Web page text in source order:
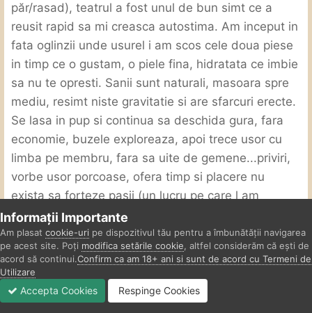
păr/rasad), teatrul a fost unul de bun simt ce a
reusit rapid sa mi creasca autostima. Am inceput in
fata oglinzii unde usurel i am scos cele doua piese
in timp ce o gustam, o piele fina, hidratata ce imbie
sa nu te opresti. Sanii sunt naturali, masoara spre
mediu, resimt niste gravitatie si are sfarcuri erecte.
Se lasa in pup si continua sa deschida gura, fara
economie, buzele exploreaza, apoi trece usor cu
limba pe membru, fara sa uite de gemene...priviri,
vorbe usor porcoase, ofera timp si placere nu
exista sa forteze pasii (un lucru pe care l am
apreciat mult). Ne am mutat pe pat si am tinut sa i
demonstrez ca fac si eu treaba onorabila cu limba,
in timp ce i am dat doua degete sa le suga. Era uda
de la sine si gustul era sublim, usor salin, o
adevarata placere sa alternezi gaurelele, mai ales
Informații Importante
Am plasat cookie-uri pe dispozitivul tău pentru a îmbunătății navigarea
pe acest site. Poți modifica setările cookie , altfel considerăm că ești de
acord să continui.Confirm ca am 18+ ani si sunt de acord cu Termeni de
Utilizare
Accepta Cookies Respinge Cookies
Înregistrare